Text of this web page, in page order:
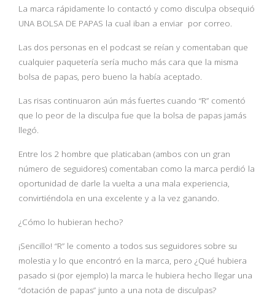
La marca rápidamente lo contactó y como disculpa obsequió
UNA BOLSA DE PAPAS la cual iban a enviar por correo.
Las dos personas en el podcast se reían y comentaban que
cualquier paquetería sería mucho más cara que la misma
bolsa de papas, pero bueno la había aceptado.
Las risas continuaron aún más fuertes cuando “R” comentó
que lo peor de la disculpa fue que la bolsa de papas jamás
llegó.
Entre los 2 hombre que platicaban (ambos con un gran
número de seguidores) comentaban como la marca perdió la
oportunidad de darle la vuelta a una mala experiencia,
convirtiéndola en una excelente y a la vez ganando.
¿Cómo lo hubieran hecho?
¡Sencillo! “R” le comento a todos sus seguidores sobre su
molestia y lo que encontró en la marca, pero ¿Qué hubiera
pasado si (por ejemplo) la marca le hubiera hecho llegar una
“dotación de papas” junto a una nota de disculpas?